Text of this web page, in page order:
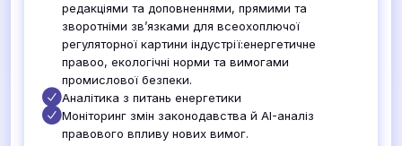
редакціями та доповненнями, прямими та
зворотніми звʼязками для всеохоплючої
регуляторної картини індустрії:енергетичне
правоо, екологічні норми та вимогами
промислової безпеки.
Аналітика з питань енергетики
Моніторинг змін законодавства й AI-аналіз
правового впливу нових вимог.